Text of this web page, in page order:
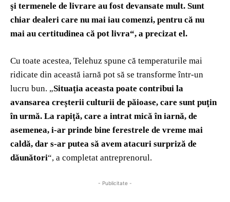
şi termenele de livrare au fost devansate mult. Sunt
chiar dealeri care nu mai iau comenzi, pentru că nu
mai au certitudinea că pot livra“, a precizat el.
Cu toate acestea, Telehuz spune că temperaturile mai
ridicate din această iarnă pot să se transforme într-un
lucru bun. „Situaţia aceasta poate contribui la
avansarea creşterii culturii de păioase, care sunt puţin
în urmă. La rapiţă, care a intrat mică în iarnă, de
asemenea, i-ar prinde bine ferestrele de vreme mai
caldă, dar s-ar putea să avem atacuri surpriză de
dăunători“, a completat antreprenorul.
- Publicitate -